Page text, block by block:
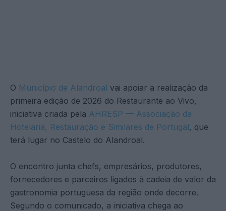
O Município de Alandroal vai apoiar a realização da
primeira edição de 2026 do Restaurante ao Vivo,
iniciativa criada pela AHRESP — Associação da
Hotelaria, Restauração e Similares de Portugal, que
terá lugar no Castelo do Alandroal.
O encontro junta chefs, empresários, produtores,
fornecedores e parceiros ligados à cadeia de valor da
gastronomia portuguesa da região onde decorre.
Segundo o comunicado, a iniciativa chega ao